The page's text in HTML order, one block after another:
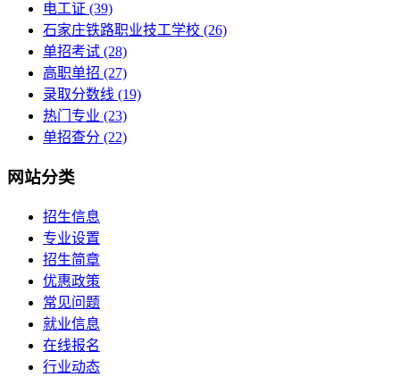
电工证 (39)
石家庄铁路职业技工学校 (26)
单招考试 (28)
高职单招 (27)
录取分数线 (19)
热门专业 (23)
单招查分 (22)
网站分类
招生信息
专业设置
招生简章
优惠政策
常见问题
就业信息
在线报名
行业动态